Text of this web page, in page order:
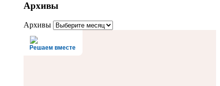
Архивы
Архивы
Решаем вместе